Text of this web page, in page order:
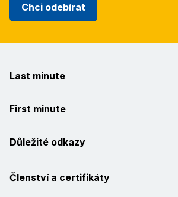
Chci odebírat
Last minute
First minute
Důležité odkazy
Členství a certifikáty